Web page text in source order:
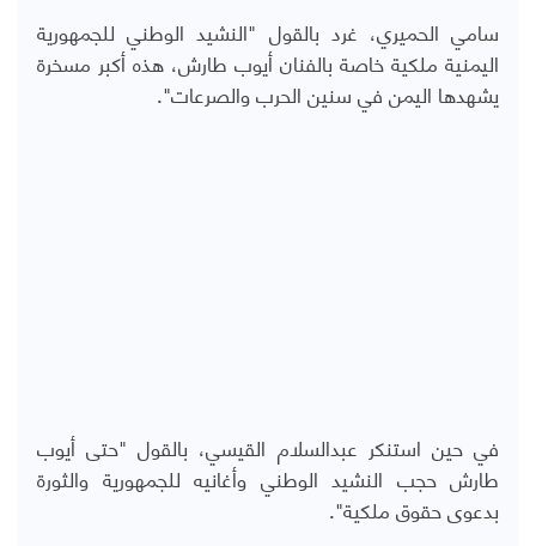
سامي الحميري، غرد بالقول "النشيد الوطني للجمهورية
اليمنية ملكية خاصة بالفنان أيوب طارش، هذه أكبر مسخرة
يشهدها اليمن في سنين الحرب والصرعات".
في حين استنكر عبدالسلام القيسي، بالقول "حتى أيوب
طارش حجب النشيد الوطني وأغانيه للجمهورية والثورة
بدعوى حقوق ملكية".